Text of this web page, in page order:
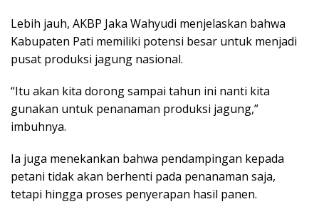
Lebih jauh, AKBP Jaka Wahyudi menjelaskan bahwa
Kabupaten Pati memiliki potensi besar untuk menjadi
pusat produksi jagung nasional.
“Itu akan kita dorong sampai tahun ini nanti kita
gunakan untuk penanaman produksi jagung,”
imbuhnya.
Ia juga menekankan bahwa pendampingan kepada
petani tidak akan berhenti pada penanaman saja,
tetapi hingga proses penyerapan hasil panen.